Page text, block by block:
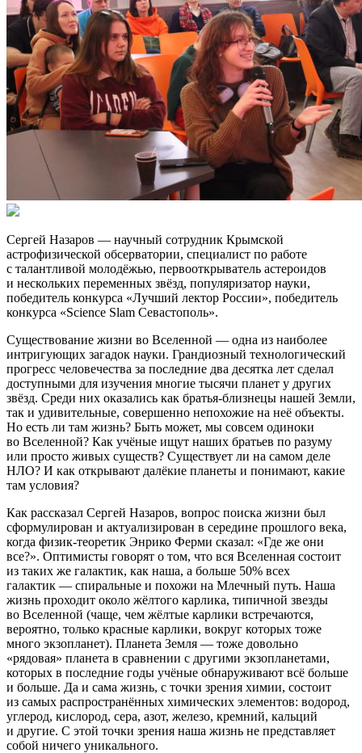
Сергей Назаров — научный сотрудник Крымской
астрофизической обсерватории, специалист по работе
с талантливой молодёжью, первооткрыватель астероидов
и нескольких переменных звёзд, популяризатор науки,
победитель конкурса «Лучший лектор России», победитель
конкурса «Scienсe Slam Севастополь».
Существование жизни во Вселенной — одна из наиболее
интригующих загадок науки. Грандиозный технологический
прогресс человечества за последние два десятка лет сделал
доступными для изучения многие тысячи планет у других
звёзд. Среди них оказались как братья-близнецы нашей Земли,
так и удивительные, совершенно непохожие на неё объекты.
Но есть ли там жизнь? Быть может, мы совсем одиноки
во Вселенной? Как учёные ищут наших братьев по разуму
или просто живых существ? Существует ли на самом деле
НЛО? И как открывают далёкие планеты и понимают, какие
там условия?
Как рассказал Сергей Назаров, вопрос поиска жизни был
сформулирован и актуализирован в середине прошлого века,
когда физик-теоретик Энрико Ферми сказал: «Где же они
все?». Оптимисты говорят о том, что вся Вселенная состоит
из таких же галактик, как наша, а больше 50% всех
галактик — спиральные и похожи на Млечный путь. Наша
жизнь проходит около жёлтого карлика, типичной звезды
во Вселенной (чаще, чем жёлтые карлики встречаются,
вероятно, только красные карлики, вокруг которых тоже
много экзопланет). Планета Земля — тоже довольно
«рядовая» планета в сравнении с другими экзопланетами,
которых в последние годы учёные обнаруживают всё больше
и больше. Да и сама жизнь, с точки зрения химии, состоит
из самых распространённых химических элементов: водород,
углерод, кислород, сера, азот, железо, кремний, кальций
и другие. С этой точки зрения наша жизнь не представляет
собой ничего уникального.